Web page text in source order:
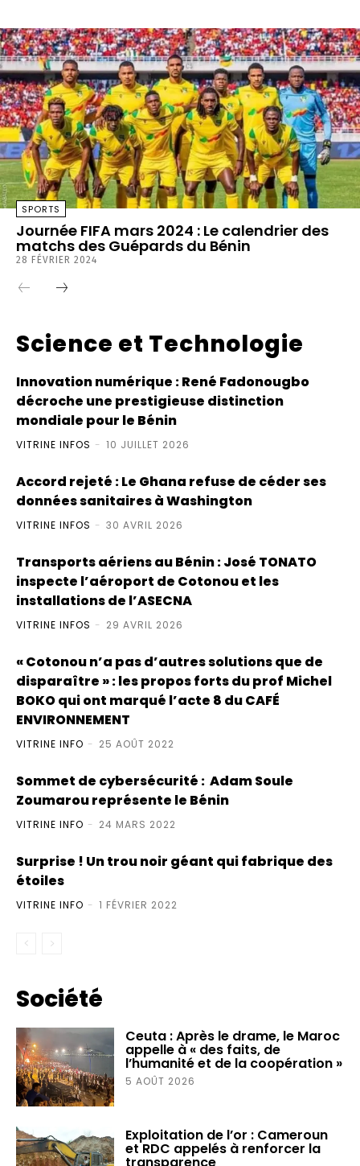
SPORTS
Journée FIFA mars 2024 : Le calendrier des
matchs des Guépards du Bénin
28 FÉVRIER 2024
Science et Technologie
Innovation numérique : René Fadonougbo
décroche une prestigieuse distinction
mondiale pour le Bénin
VITRINE INFOS - 10 JUILLET 2026
Accord rejeté : Le Ghana refuse de céder ses
données sanitaires à Washington
VITRINE INFOS - 30 AVRIL 2026
Transports aériens au Bénin : José TONATO
inspecte l’aéroport de Cotonou et les
installations de l’ASECNA
VITRINE INFOS - 29 AVRIL 2026
« Cotonou n’a pas d’autres solutions que de
disparaître » : les propos forts du prof Michel
BOKO qui ont marqué l’acte 8 du CAFÉ
ENVIRONNEMENT
VITRINE INFO - 25 AOÛT 2022
Sommet de cybersécurité : Adam Soule
Zoumarou représente le Bénin
VITRINE INFO - 24 MARS 2022
Surprise ! Un trou noir géant qui fabrique des
étoiles
VITRINE INFO - 1 FÉVRIER 2022
Société
Ceuta : Après le drame, le Maroc
appelle à « des faits, de
l’humanité et de la coopération »
5 AOÛT 2026
Exploitation de l’or : Cameroun
et RDC appelés à renforcer la